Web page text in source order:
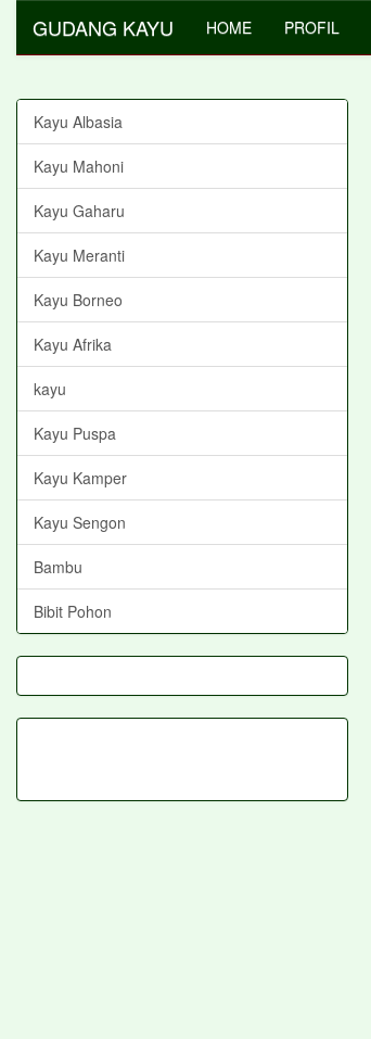
GUDANG KAYU HOME PROFIL
Kayu Albasia
Kayu Mahoni
Kayu Gaharu
Kayu Meranti
Kayu Borneo
Kayu Afrika
kayu
Kayu Puspa
Kayu Kamper
Kayu Sengon
Bambu
Bibit Pohon